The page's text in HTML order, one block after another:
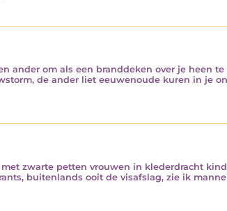
ander om als een branddeken over je heen te
de ander liet eeuwenoude kuren in je
zwarte petten vrouwen in klederdracht
buitenlands ooit de visafslag, zie ik